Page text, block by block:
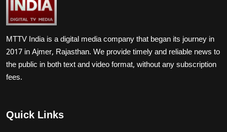
MTTV India is a digital media company that began its journey in
2017 in Ajmer, Rajasthan. We provide timely and reliable news to
the public in both text and video format, without any subscription
fees.
Quick Links